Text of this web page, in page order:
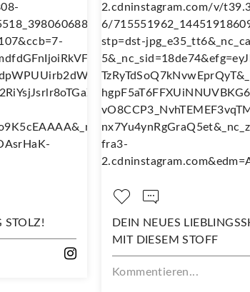
DEIN NEUES LIEBLINGSSHIRT BEGINNT
MIT DIESEM STOFF
Kommentieren...